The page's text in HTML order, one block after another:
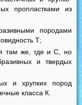
пропластками из
породами
Т;
там же, где и С, но
и твердых
и хрупких пород
класса К.